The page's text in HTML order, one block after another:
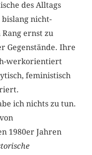
des Alltags
nicht-
ernst zu
Gegenstände. Ihre
werkorientiert
feministisch
ich nichts zu tun.
1980er Jahren